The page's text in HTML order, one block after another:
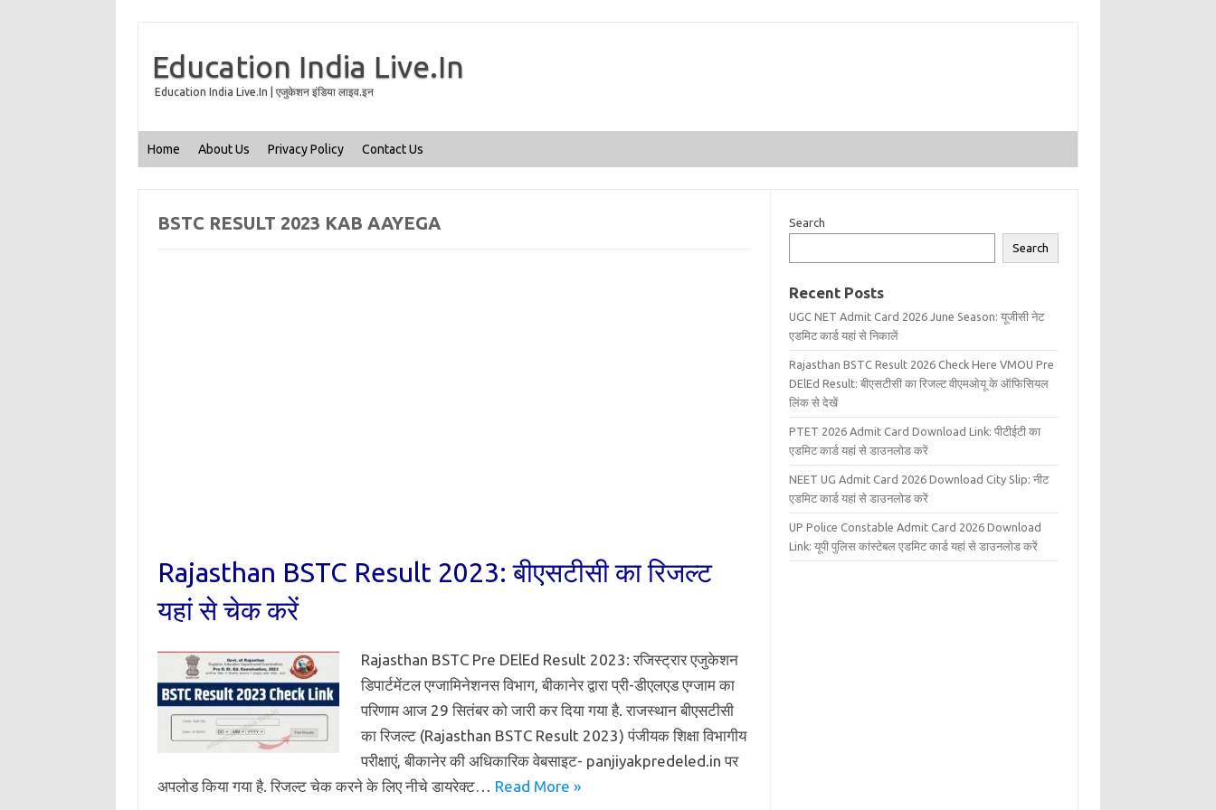
Education India Live.In
Education India Live.In | एजुकेशन इंडिया लाइव.इन
Home About Us Privacy Policy Contact Us
BSTC RESULT 2023 KAB AAYEGA
Rajasthan BSTC Result 2023: बीएसटीसी का रिजल्ट
यहां से चेक करें
Rajasthan BSTC Pre DElEd Result 2023: रजिस्ट्रार एजुकेशन
डिपार्टमेंटल एग्जामिनेशनस विभाग, बीकानेर द्वारा प्री-डीएलएड एग्जाम का
परिणाम आज 29 सितंबर को जारी कर दिया गया है. राजस्थान बीएसटीसी
का रिजल्ट (Rajasthan BSTC Result 2023) पंजीयक शिक्षा विभागीय
परीक्षाएं, बीकानेर की अधिकारिक वेबसाइट- panjiyakpredeled.in पर
अपलोड किया गया है. रिजल्ट चेक करने के लिए नीचे डायरेक्ट… Read More »
Search
Search
Recent Posts
UGC NET Admit Card 2026 June Season: यूजीसी नेट
एडमिट कार्ड यहां से निकालें
Rajasthan BSTC Result 2026 Check Here VMOU Pre
DElEd Result: बीएसटीसी का रिजल्ट वीएमओयू के ऑफिसियल
लिंक से देखें
PTET 2026 Admit Card Download Link: पीटीईटी का
एडमिट कार्ड यहां से डाउनलोड करें
NEET UG Admit Card 2026 Download City Slip: नीट
एडमिट कार्ड यहां से डाउनलोड करें
UP Police Constable Admit Card 2026 Download
Link: यूपी पुलिस कांस्टेबल एडमिट कार्ड यहां से डाउनलोड करें